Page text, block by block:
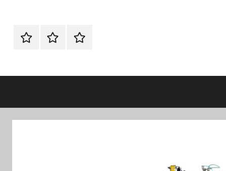
الرئيسيةماكينات اتـصـل
تناسبك